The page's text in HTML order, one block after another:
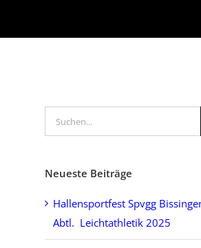
Suche
nach:
Neueste Beiträge
Hallensportfest Spvgg
Abtl. Leichtathletik 2025